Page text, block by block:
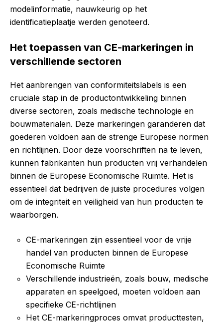
modelinformatie, nauwkeurig op het
identificatieplaatje werden genoteerd.
Het toepassen van CE-markeringen in
verschillende sectoren
Het aanbrengen van conformiteitslabels is een
cruciale stap in de productontwikkeling binnen
diverse sectoren, zoals medische technologie en
bouwmaterialen. Deze markeringen garanderen dat
goederen voldoen aan de strenge Europese normen
en richtlijnen. Door deze voorschriften na te leven,
kunnen fabrikanten hun producten vrij verhandelen
binnen de Europese Economische Ruimte. Het is
essentieel dat bedrijven de juiste procedures volgen
om de integriteit en veiligheid van hun producten te
waarborgen.
CE-markeringen zijn essentieel voor de vrije
handel van producten binnen de Europese
Economische Ruimte
Verschillende industrieën, zoals bouw, medische
apparaten en speelgoed, moeten voldoen aan
specifieke CE-richtlijnen
Het CE-markeringproces omvat producttesten,